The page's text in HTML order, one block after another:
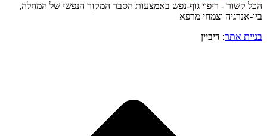
הכל קשור - ריפוי גוף-נפש באמצעות הסבר המקור הנפשי של המחלה,
ביו-אנרגיה וצמחי מרפא
בניית אתר: דיביין